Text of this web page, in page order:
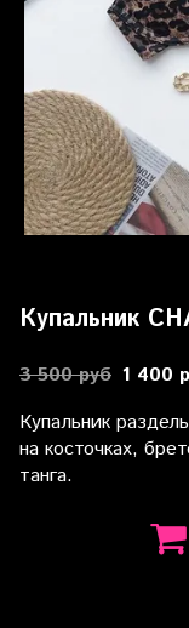
Купальник
3 500 руб 1 400
Купальник
на косточках,
танга.